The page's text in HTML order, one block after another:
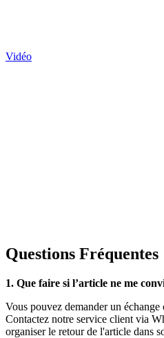
Vidéo
Questions Fréquentes
1. Que faire si l’article ne me
Vous pouvez demander un
Contactez notre service client via
organiser le retour de l'article dans